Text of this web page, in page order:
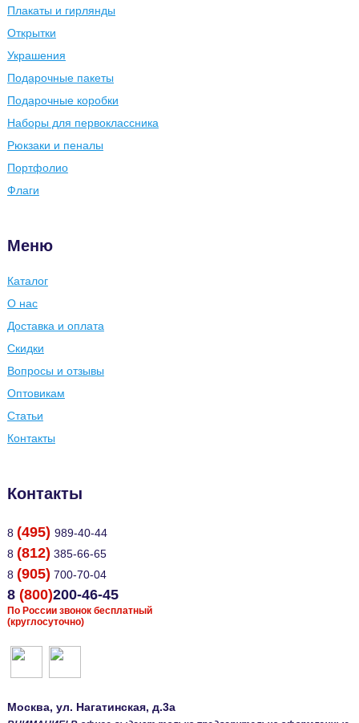
Плакаты и гирлянды
Открытки
Украшения
Подарочные пакеты
Подарочные коробки
Наборы для первоклассника
Рюкзаки и пеналы
Портфолио
Флаги
Меню
Каталог
О нас
Доставка и оплата
Скидки
Вопросы и отзывы
Оптовикам
Статьи
Контакты
Контакты
8 (495) 989-40-44
8 (812) 385-66-65
8 (905) 700-70-04
8 (800)200-46-45
По России звонок бесплатный
(круглосуточно)
Москва, ул. Нагатинская, д.3а